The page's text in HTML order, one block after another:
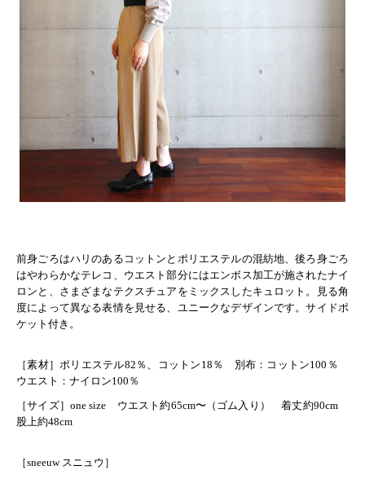
前身ごろはハリのあるコットンとポリエステルの混紡地、後ろ身ごろ
はやわらかなテレコ、ウエスト部分にはエンボス加工が施されたナイ
ロンと、さまざまなテクスチュアをミックスしたキュロット。見る角
度によって異なる表情を見せる、ユニークなデザインです。サイドポ
ケット付き。
［素材］ポリエステル82％、コットン18％ 別布：コットン100％
ウエスト：ナイロン100％
［サイズ］one size ウエスト約65cm〜（ゴム入り） 着丈約90cm
股上約48cm
［sneeuw スニュウ］